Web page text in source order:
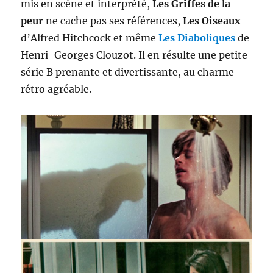
mis en scène et interprété,Les Griffes de la
peur ne cache pas ses références,Les Oiseaux
d’Alfred Hitchcock et mêmeLes Diaboliques de
Henri-Georges Clouzot. Il en résulte une petite
série B prenante et divertissante, au charme
rétro agréable.